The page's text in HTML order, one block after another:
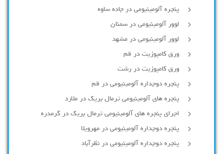
پنجره آلومینیومی در جاده ساوه
لوور آلومینیومی در سمنان
لوور آلومینیومی در مشهد
ورق کامپوزیت در قم
ورق کامپوزیت در رشت
پنجره دوجداره آلومينيومی در قم
پنجره های آلومینیومی ترمال بریک در ملارد
اجرای پنجره های آلومینیومی ترمال بریک در گرمدره
پنجره دوجداره آلومینیومی در مهرویلا
پنجره دوجداره آلومینیومی در نظرآباد